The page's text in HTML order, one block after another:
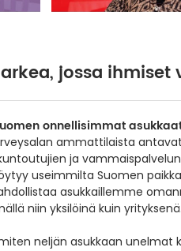
jossa
onnellisimmat
ammattilaista
ja
useimmilta Suomen
asukkaillemme
niin yksilöinä kuin yrityksenä.
neljän asukkaan unelmat